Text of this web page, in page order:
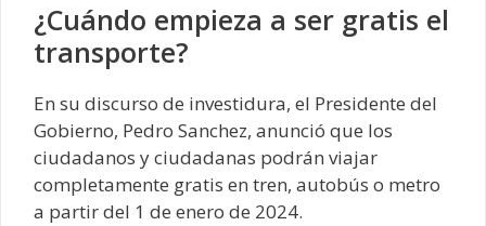
¿Cuándo empieza a ser gratis el
transporte?
En su discurso de investidura, el Presidente del
Gobierno, Pedro Sanchez, anunció que los
ciudadanos y ciudadanas podrán viajar
completamente gratis en tren, autobús o metro
a partir del 1 de enero de 2024.